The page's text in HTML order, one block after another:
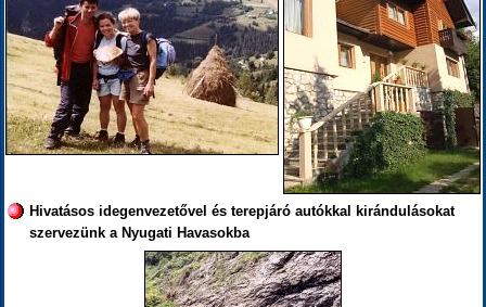
Hivatásos idegenvezetővel és terepjáró autókkal kirándulásokat
szervezünk a Nyugati Havasokba